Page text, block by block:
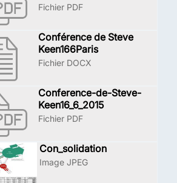
Fichier PDF
Conférence de Steve
Keen166Paris
Fichier DOCX
Conference-de-Steve-
Keen16_6_2015
Fichier PDF
Con_solidation
Image JPEG